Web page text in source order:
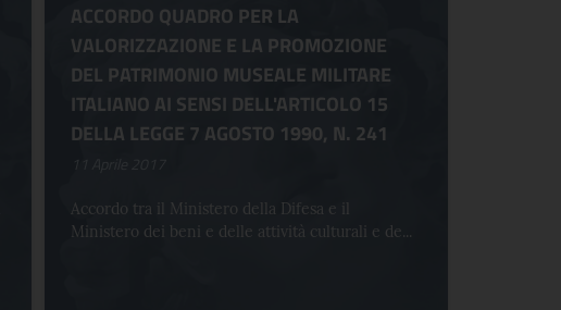
ACCORDO QUADRO PER LA
VALORIZZAZIONE E LA PROMOZIONE
DEL PATRIMONIO MUSEALE MILITARE
ITALIANO AI SENSI DELL'ARTICOLO 15
DELLA LEGGE 7 AGOSTO 1990, N. 241
11 Aprile 2017
Accordo tra il Ministero della Difesa e il
Ministero dei beni e delle attività culturali e de...